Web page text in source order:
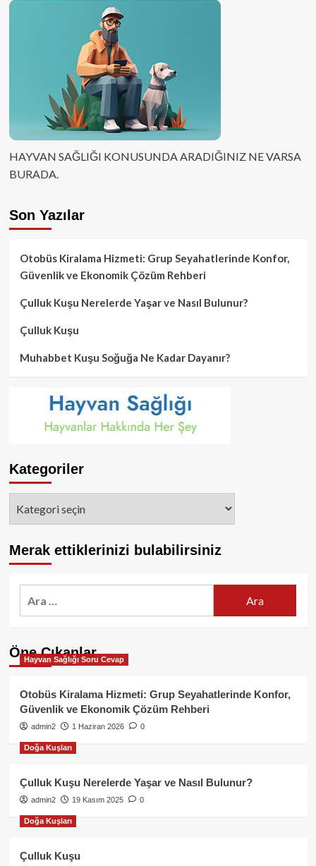
HAYVAN SAĞLIĞI KONUSUNDA ARADIĞINIZ NE VARSA
BURADA.
Son Yazılar
Otobüs Kiralama Hizmeti: Grup Seyahatlerinde Konfor,
Güvenlik ve Ekonomik Çözüm Rehberi
Çulluk Kuşu Nerelerde Yaşar ve Nasıl Bulunur?
Çulluk Kuşu
Muhabbet Kuşu Soğuğa Ne Kadar Dayanır?
Kategoriler
Merak ettiklerinizi bulabilirsiniz
Öne Çıkanlar
Hayvan Sağlığı Soru Cevap
Otobüs Kiralama Hizmeti: Grup Seyahatlerinde Konfor,
Güvenlik ve Ekonomik Çözüm Rehberi
admin2 1 Haziran 2026 0
Doğa Kuşları
Çulluk Kuşu Nerelerde Yaşar ve Nasıl Bulunur?
admin2 19 Kasım 2025 0
Doğa Kuşları
Çulluk Kuşu